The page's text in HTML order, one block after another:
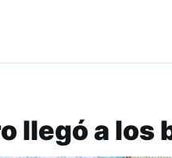
llegó a los